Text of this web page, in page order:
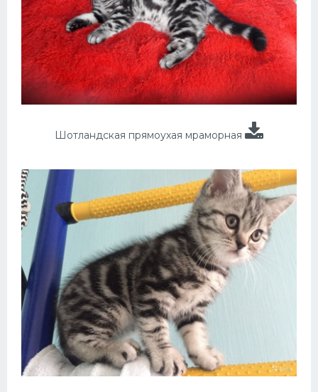
Шотландская прямоухая мраморная